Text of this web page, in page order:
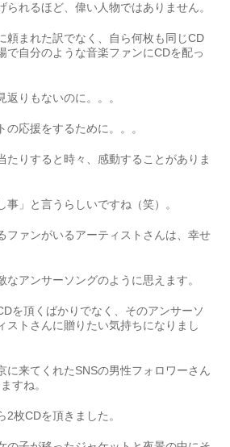
られるほど、偉い人物ではありません。
頼まれた訳でなく、自ら何枚も同じCD
で自分のような音楽ファンにCDを配っ
返りもないのに。。。
応援をするために。。。
たりすると時々、感動することがありま
事」と言うらしいですね（笑）。
ファンがいるアーティストさんは、幸せ
なアンサーソングのように思えます。
を頂くばかりでなく、そのアンサーソ
ストさんに贈りたい気持ちになりまし
に来てくれたSNSの男性フォロワーさん
すね。
2枚CDを頂きました。